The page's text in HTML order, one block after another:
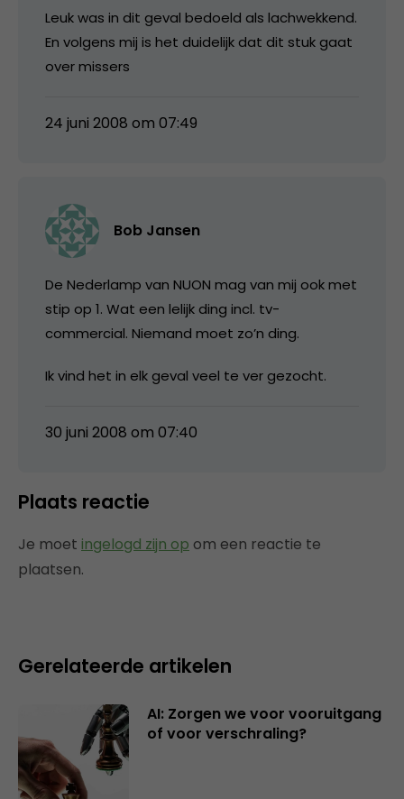
Leuk was in dit geval bedoeld als lachwekkend.
En volgens mij is het duidelijk dat dit stuk gaat
over missers
24 juni 2008 om 07:49
Bob Jansen
De Nederlamp van NUON mag van mij ook met
stip op 1. Wat een lelijk ding incl. tv-
commercial. Niemand moet zo’n ding.
Ik vind het in elk geval veel te ver gezocht.
30 juni 2008 om 07:40
Plaats reactie
Je moet ingelogd zijn op om een reactie te
plaatsen.
Gerelateerde artikelen
AI: Zorgen we voor vooruitgang
of voor verschraling?